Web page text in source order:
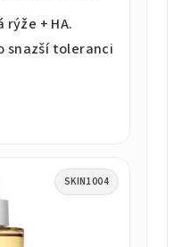
+ HA.
snazší toleranci
SKIN1004